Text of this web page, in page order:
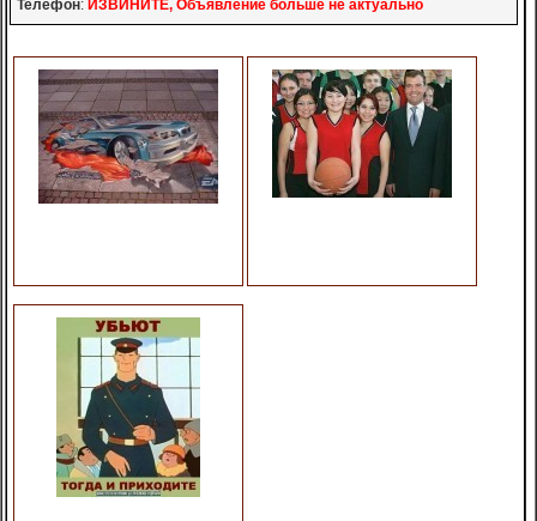
Телефон: ИЗВИНИТЕ, Объявление больше не актуально